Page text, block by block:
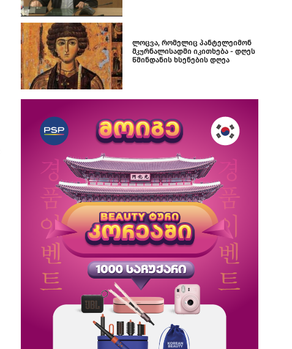
ლოცვა, რომელიც პანტელეიმონ
მკურნალისადმი იკითხება - დღეს
წმინდანის ხსენების დღეა